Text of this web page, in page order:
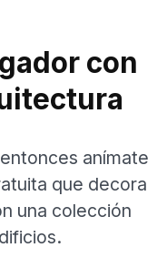
con
anímate
que decora
una colección